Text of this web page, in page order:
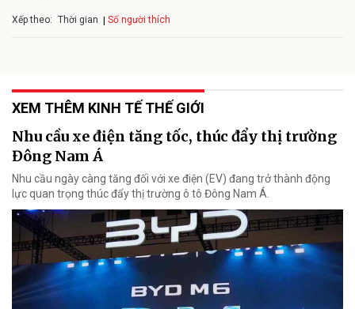
Xếp theo: Thời gian Số người thích
XEM THÊM KINH TẾ THẾ GIỚI
Nhu cầu xe điện tăng tốc, thúc đẩy thị trường
Đông Nam Á
Nhu cầu ngày càng tăng đối với xe điện (EV) đang trở thành động
lực quan trọng thúc đẩy thị trường ô tô Đông Nam Á.